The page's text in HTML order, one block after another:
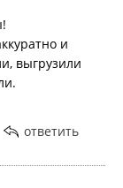
и
выгрузили
ответить